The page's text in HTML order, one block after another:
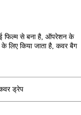
फिल्म से बना है, ऑपरेशन के
लिए किया जाता है, कवर बैग
ड्रेप